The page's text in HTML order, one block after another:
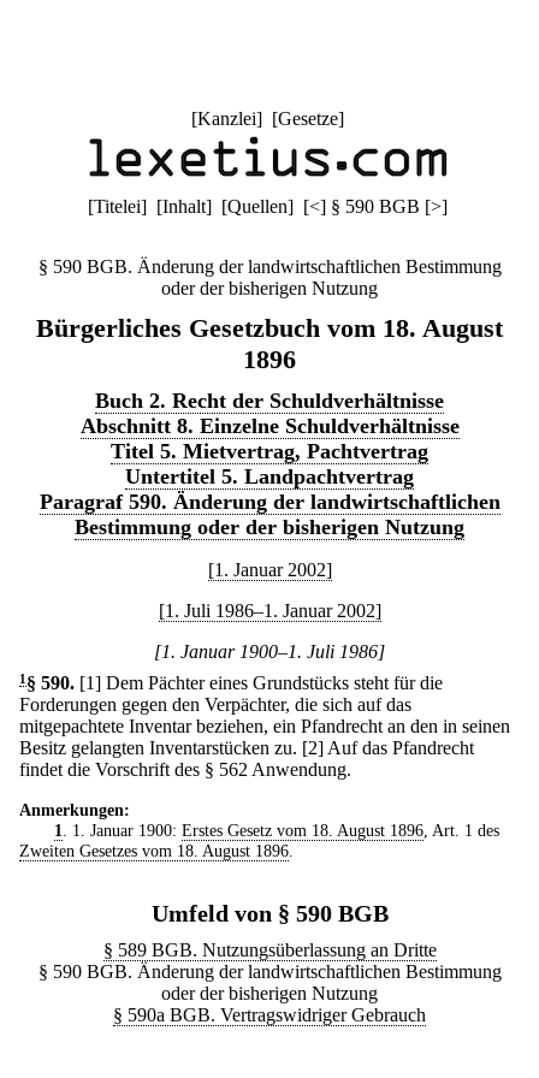
[Kanzlei] [Gesetze]
[Titelei] [Inhalt] [Quellen] [<] § 590 BGB [>]
§ 590 BGB. Änderung der landwirtschaftlichen Bestimmung
oder der bisherigen Nutzung
Bürgerliches Gesetzbuch vom 18. August
1896
Buch 2. Recht der Schuldverhältnisse
Abschnitt 8. Einzelne Schuldverhältnisse
Titel 5. Mietvertrag, Pachtvertrag
Untertitel 5. Landpachtvertrag
Paragraf 590. Änderung der landwirtschaftlichen
Bestimmung oder der bisherigen Nutzung
[1. Januar 2002]
[1. Juli 1986–1. Januar 2002]
[1. Januar 1900–1. Juli 1986]
1 § 590. [1] Dem Pächter eines Grundstücks steht für die
Forderungen gegen den Verpächter, die sich auf das
mitgepachtete Inventar beziehen, ein Pfandrecht an den in seinen
Besitz gelangten Inventarstücken zu. [2] Auf das Pfandrecht
findet die Vorschrift des § 562 Anwendung.
Anmerkungen:
1
. 1. Januar 1900: Erstes Gesetz vom 18. August 1896, Art. 1 des
Zweiten Gesetzes vom 18. August 1896
Umfeld von § 590 BGB
§ 589 BGB. Nutzungsüberlassung an Dritte
§ 590 BGB. Änderung der landwirtschaftlichen Bestimmung
oder der bisherigen Nutzung
§ 590a BGB. Vertragswidriger Gebrauch